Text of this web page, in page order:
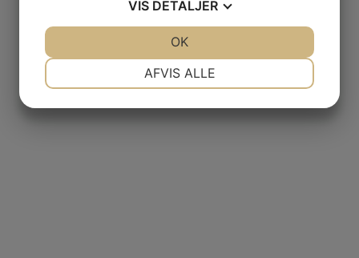
VIS DETALJER
AFVIS ALLE
OK